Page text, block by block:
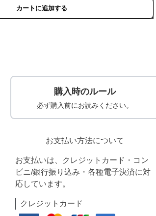
カートに追加する
購入時のルール
必ず購入前にお読みください。
お支払い方法について
お支払いは、クレジットカード・コン
ビニ/銀行振り込み・各種電子決済に対
応しています。
クレジットカード